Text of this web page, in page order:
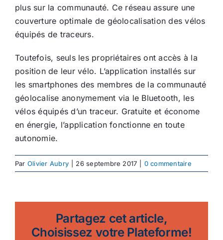
plus sur la communauté. Ce réseau assure une
couverture optimale de géolocalisation des vélos
équipés de traceurs.
Toutefois, seuls les propriétaires ont accès à la
position de leur vélo. L’application installés sur
les smartphones des membres de la communauté
géolocalise anonymement via le Bluetooth, les
vélos équipés d’un traceur. Gratuite et économe
en énergie, l’application fonctionne en toute
autonomie.
Par Olivier Aubry 26 septembre 2017 0 commentaire
Partagez cet article,
Choisissez votre Plateforme!